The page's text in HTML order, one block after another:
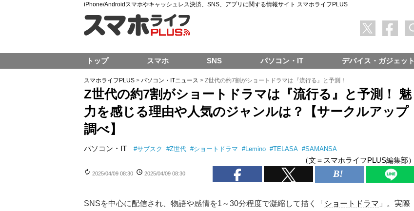
iPhone/Androidスマホやキャッシュレス決済、SNS、アプリに関する情報サイト スマホライフPLUS
スマホライフPLUS > パソコン・ITニュース > Z世代の約7割がショートドラマは『流行る』と予測！
Z世代の約7割がショートドラマは『流行る』と予測！ 魅
力を感じる理由や人気のジャンルは？【サークルアップ
調べ】
パソコン・IT #サブスク #Z世代 #ショートドラマ #Lemino #TELASA #SAMANSA
（文＝スマホライフPLUS編集部）
2025/04/09 08:30 2025/04/09 08:30
SNSを中心に配信され、物語や感情を1～30分程度で凝縮して描く「 ショートドラマ 」。実際
トップ スマホ SNS パソコン・IT デバイス・ガジェット